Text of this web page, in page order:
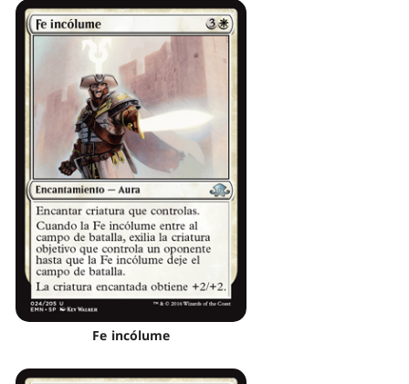
Fe incólume